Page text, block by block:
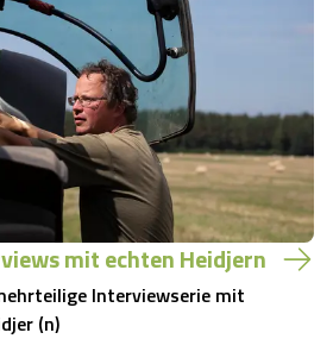
mit echten Heidjern
Interviewserie mit
(n)